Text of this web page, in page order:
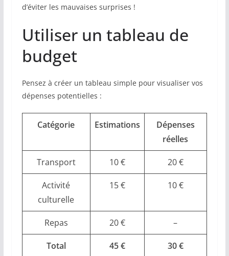
d’éviter les mauvaises surprises !
Utiliser un tableau de
budget
Pensez à créer un tableau simple pour visualiser vos
dépenses potentielles :
Catégorie Estimations
Dépenses
réelles
Transport 10 € 20 €
Activité
culturelle
15 € 10 €
Repas 20 € –
Total 45 € 30 €